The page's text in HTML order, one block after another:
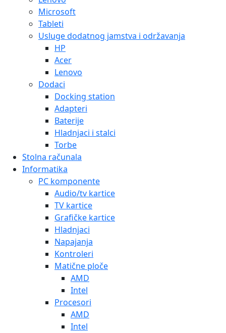
Microsoft
Tableti
Usluge dodatnog jamstva i održavanja
HP
Acer
Lenovo
Dodaci
Docking station
Adapteri
Baterije
Hladnjaci i stalci
Torbe
Stolna računala
Informatika
PC komponente
Audio/tv kartice
TV kartice
Grafičke kartice
Hladnjaci
Napajanja
Kontroleri
Matične ploče
AMD
Intel
Procesori
AMD
Intel